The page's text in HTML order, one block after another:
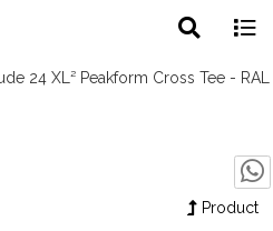
search
24 XL² Peakform Cross Tee - RAL
Product